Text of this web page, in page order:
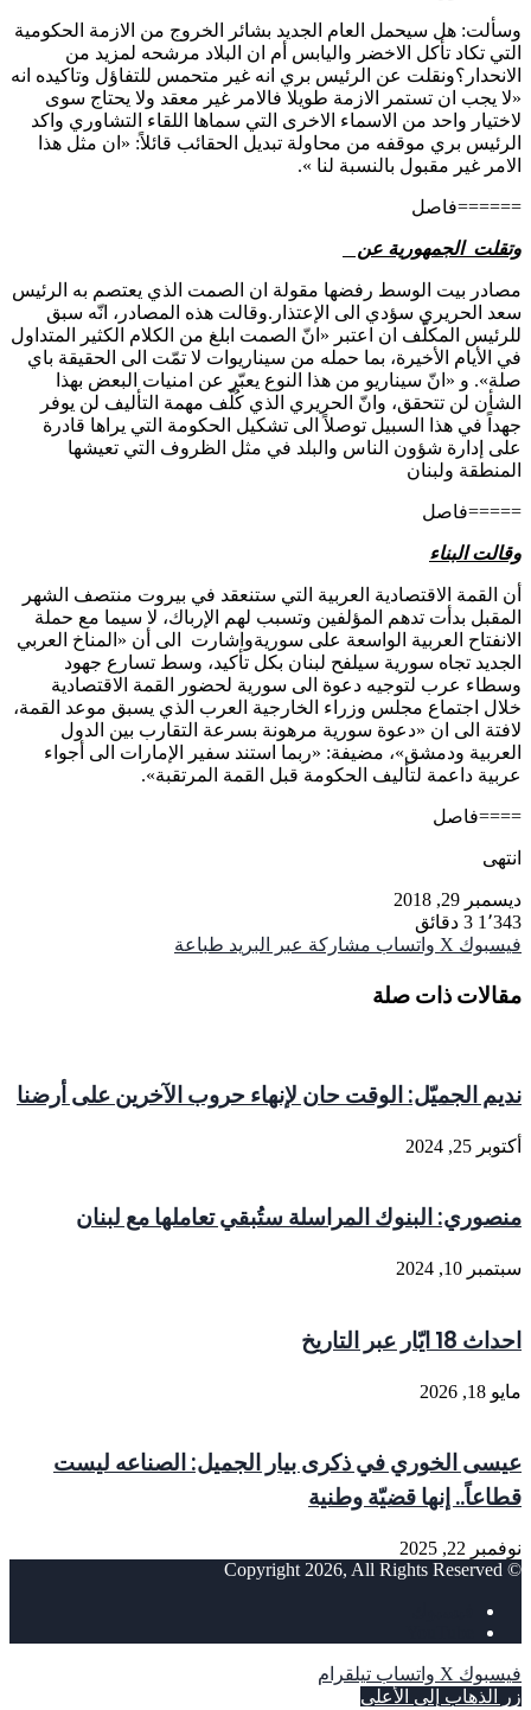
وسألت: هل سيحمل العام الجديد بشائر الخروج من الازمة الحكومية
التي تكاد تأكل الاخضر واليابس أم ان البلاد مرشحه لمزيد من
الانحدار؟ونقلت عن الرئيس بري انه غير متحمس للتفاؤل وتاكيده انه
«لا يجب ان تستمر الازمة طويلا فالامر غير معقد ولا يحتاج سوى
لاختيار واحد من الاسماء الاخرى التي سماها اللقاء التشاوري واكد
الرئيس بري موقفه من محاولة تبديل الحقائب قائلاً: «ان مثل هذا
الامر غير مقبول بالنسبة لنا ».
======فاصل
وتقلت الجمهورية عن
مصادر بيت الوسط رفضها مقولة ان الصمت الذي يعتصم به الرئيس
سعد الحريري سؤدي الى الإعتذار.وقالت هذه المصادر، انّه سبق
للرئيس المكلّف ان اعتبر «انّ الصمت ابلغ من الكلام الكثير المتداول
في الأيام الأخيرة، بما حمله من سيناريوات لا تمّت الى الحقيقة باي
صلة». و «انّ سيناريو من هذا النوع يعبّر عن امنيات البعض بهذا
الشأن لن تتحقق، وانّ الحريري الذي كُلّف مهمة التأليف لن يوفر
جهداً في هذا السبيل توصلاً الى تشكيل الحكومة التي يراها قادرة
على إدارة شؤون الناس والبلد في مثل الظروف التي تعيشها
المنطقة ولبنان
=====فاصل
وقالت البناء
أن القمة الاقتصادية العربية التي ستنعقد في بيروت منتصف الشهر
المقبل بدأت تدهم المؤلفين وتسبب لهم الإرباك، لا سيما مع حملة
الانفتاح العربية الواسعة على سوريةواشارت الى أن «المناخ العربي
الجديد تجاه سورية سيلفح لبنان بكل تأكيد، وسط تسارع جهود
وسطاء عرب لتوجيه دعوة الى سورية لحضور القمة الاقتصادية
خلال اجتماع مجلس وزراء الخارجية العرب الذي يسبق موعد القمة،
لافتة الى ان «دعوة سورية مرهونة بسرعة التقارب بين الدول
العربية ودمشق»، مضيفة: «ربما استند سفير الإمارات الى أجواء
عربية داعمة لتأليف الحكومة قبل القمة المرتقبة».
====فاصل
انتهى
ديسمبر 29, 2018
1٬343 3 دقائق
فيسبوك ‫X واتساب مشاركة عبر البريد طباعة
مقالات ذات صلة
نديم الجميّل: الوقت حان لإنهاء حروب الآخرين على أرضنا
أكتوبر 25, 2024
منصوري: البنوك المراسلة ستُبقي تعاملها مع لبنان
سبتمبر 10, 2024
احداث 18 ايّار عبر التاريخ
مايو 18, 2026
عيسى الخوري في ذكرى بيار الجميل: الصناعه ليست
قطاعاً.. إنها قضيّة وطنية
نوفمبر 22, 2025
© Copyright 2026, All Rights Reserved
فيسبوك ‫X واتساب تيلقرام
زر الذهاب إلى الأعلى